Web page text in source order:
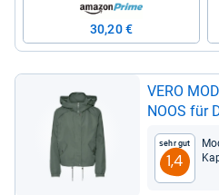
30,20 €
VERO
NOOS für
Sehr gut
1,4